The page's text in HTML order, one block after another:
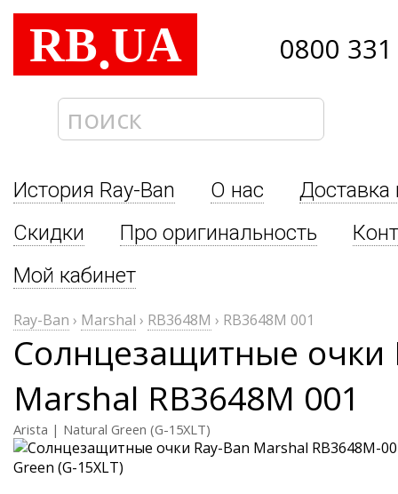
RB.UA 0800
История Ray-Ban О нас
Доставка
Скидки
Про оригинальность
Мой кабинет
Ray-Ban › Marshal › RB3648M › RB3648M 001
Солнцезащитные очки
Marshal RB3648M 001
Arista | Natural Green (G-15XLT)